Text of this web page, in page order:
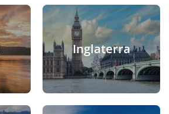
Inglaterra